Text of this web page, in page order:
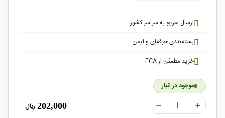
ارسال سریع به سراسر کشور
بسته‌بندی حرفه‌ای و ایمن
خرید مطمئن از ECA
موجود در انبار
remove add
202,000 ریال